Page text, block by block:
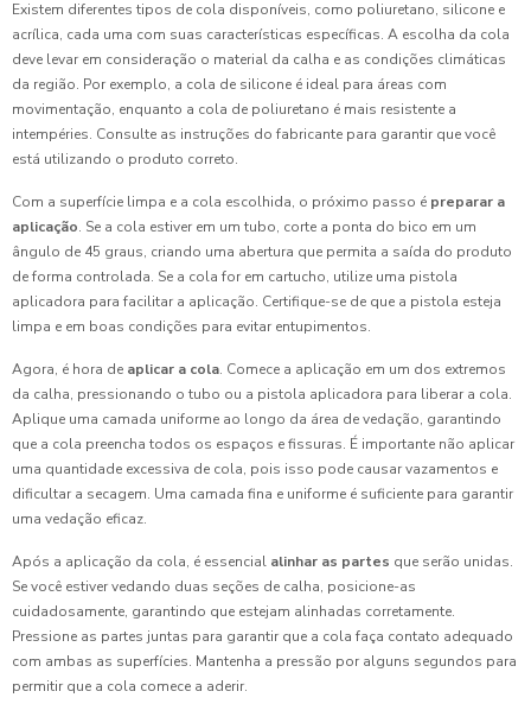
Existem diferentes tipos de cola disponíveis, como poliuretano, silicone e
acrílica, cada uma com suas características específicas. A escolha da cola
deve levar em consideração o material da calha e as condições climáticas
da região. Por exemplo, a cola de silicone é ideal para áreas com
movimentação, enquanto a cola de poliuretano é mais resistente a
intempéries. Consulte as instruções do fabricante para garantir que você
está utilizando o produto correto.
Com a superfície limpa e a cola escolhida, o próximo passo é preparar a
aplicação. Se a cola estiver em um tubo, corte a ponta do bico em um
ângulo de 45 graus, criando uma abertura que permita a saída do produto
de forma controlada. Se a cola for em cartucho, utilize uma pistola
aplicadora para facilitar a aplicação. Certifique-se de que a pistola esteja
limpa e em boas condições para evitar entupimentos.
Agora, é hora de aplicar a cola. Comece a aplicação em um dos extremos
da calha, pressionando o tubo ou a pistola aplicadora para liberar a cola.
Aplique uma camada uniforme ao longo da área de vedação, garantindo
que a cola preencha todos os espaços e fissuras. É importante não aplicar
uma quantidade excessiva de cola, pois isso pode causar vazamentos e
dificultar a secagem. Uma camada fina e uniforme é suficiente para garantir
uma vedação eficaz.
Após a aplicação da cola, é essencial alinhar as partes que serão unidas.
Se você estiver vedando duas seções de calha, posicione-as
cuidadosamente, garantindo que estejam alinhadas corretamente.
Pressione as partes juntas para garantir que a cola faça contato adequado
com ambas as superfícies. Mantenha a pressão por alguns segundos para
permitir que a cola comece a aderir.